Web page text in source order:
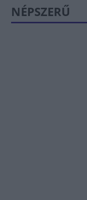
NÉPSZERŰ